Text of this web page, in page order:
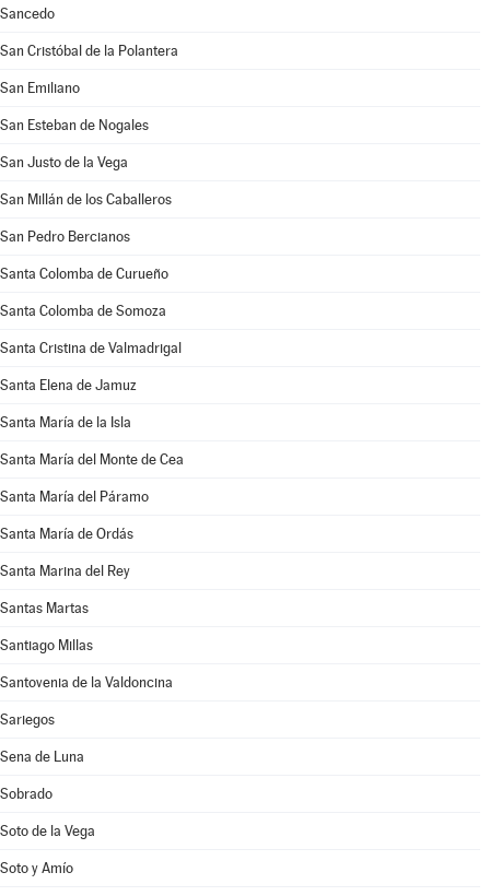
Sancedo
San Cristóbal de la Polantera
San Emiliano
San Esteban de Nogales
San Justo de la Vega
San Millán de los Caballeros
San Pedro Bercianos
Santa Colomba de Curueño
Santa Colomba de Somoza
Santa Cristina de Valmadrigal
Santa Elena de Jamuz
Santa María de la Isla
Santa María del Monte de Cea
Santa María del Páramo
Santa María de Ordás
Santa Marina del Rey
Santas Martas
Santiago Millas
Santovenia de la Valdoncina
Sariegos
Sena de Luna
Sobrado
Soto de la Vega
Soto y Amío